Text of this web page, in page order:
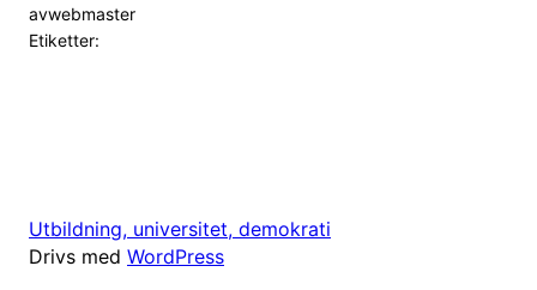
avwebmaster
Etiketter:
Utbildning, universitet, demokrati
Drivs med WordPress